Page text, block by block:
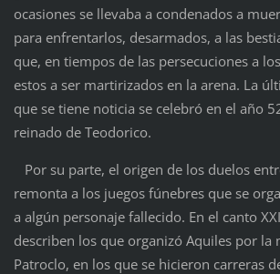
ocasiones se llevaba a condenados a
para enfrentarlos, desarmados, a las
que, en tiempos de las persecuciones a
estos a ser martirizados en la arena. La
que se tiene noticia se celebró en el año
reinado de Teodorico.
Por su parte, el origen de los duelos
remonta a los juegos fúnebres que se
a algún personaje fallecido. En el canto
describen los que organizó Aquiles por la
Patroclo, en los que se hicieron carreras